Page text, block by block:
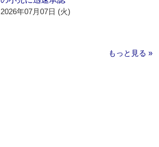
2026年07月07日 (火)
もっと見る »